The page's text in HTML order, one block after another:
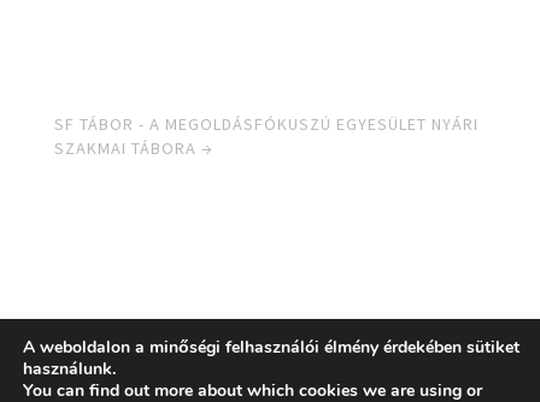
SF TÁBOR - A MEGOLDÁSFÓKUSZÚ EGYESÜLET NYÁRI
SZAKMAI TÁBORA →
A weboldalon a minőségi felhasználói élmény érdekében sütiket
használunk.
You can find out more about which cookies we are using or